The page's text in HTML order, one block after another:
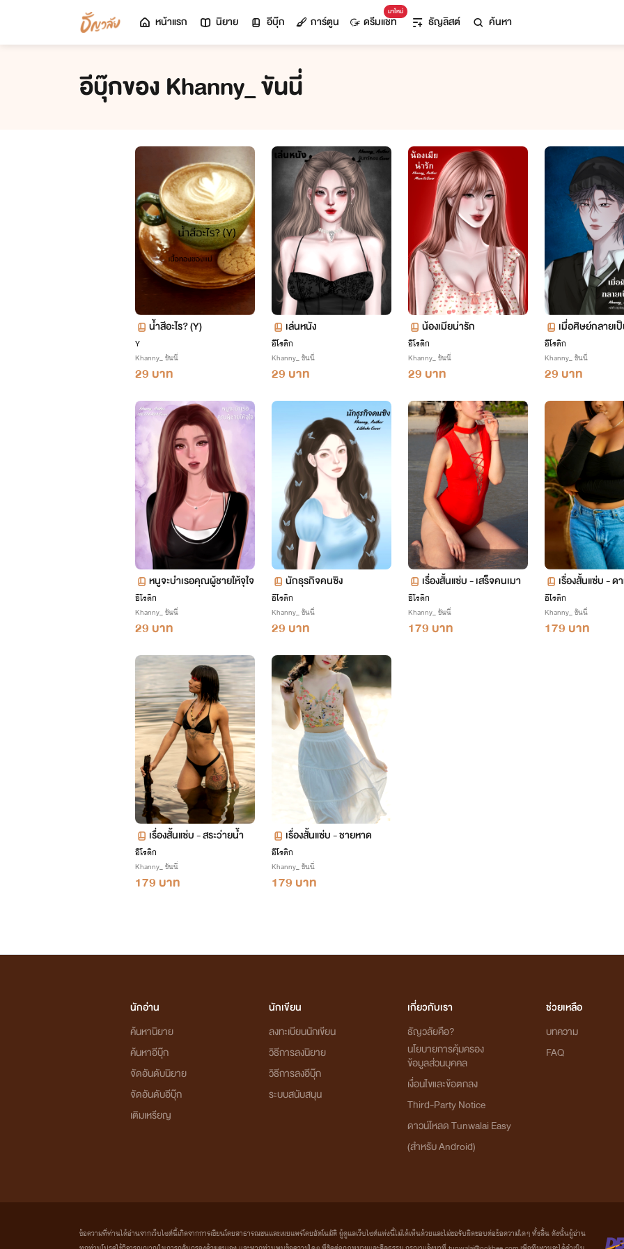
หน้าแรก นิยาย อีบุ๊ก การ์ตูน
มาใหม่
ดรีมแชท ธัญลิสต์ ค้นหา
อีบุ๊กของ Khanny_ ขันนี่
น้ำสีอะไร? (Y)
Y
Khanny_ ขันนี่
29 บาท
เล่นหนัง
อีโรติก
Khanny_ ขันนี่
29 บาท
น้องเมียน่ารัก
อีโรติก
Khanny_ ขันนี่
29 บาท
เมื่อศิษย์กลายเ
อีโรติก
Khanny_ ขันนี่
29 บาท
หนูจะบำเรอคุณผู้ชายให้จุใจ
อีโรติก
Khanny_ ขันนี่
29 บาท
นักธุรกิจคนซิง
อีโรติก
Khanny_ ขันนี่
29 บาท
เรื่องสั้นแซ่บ - เสร็จคนเมา
อีโรติก
Khanny_ ขันนี่
179 บาท
เรื่องสั้นแซ่บ - ด
อีโรติก
Khanny_ ขันนี่
179 บาท
เรื่องสั้นแซ่บ - สระว่ายน้ำ
อีโรติก
Khanny_ ขันนี่
179 บาท
เรื่องสั้นแซ่บ - ชายหาด
อีโรติก
Khanny_ ขันนี่
179 บาท
นักอ่าน
ค้นหานิยาย
ค้นหาอีบุ๊ก
จัดอันดับนิยาย
จัดอันดับอีบุ๊ก
เติมเหรียญ
นักเขียน
ลงทะเบียนนักเขียน
วิธีการลงนิยาย
วิธีการลงอีบุ๊ก
ระบบสนับสนุน
เกี่ยวกับเรา
ธัญวลัยคือ?
นโยบายการคุ้มครอง
ข้อมูลส่วนบุคคล
เงื่อนไขและข้อตกลง
Third-Party Notice
ดาวน์โหลด Tunwalai Easy
(สำหรับ Android)
ช่วยเหลือ
บทความ
FAQ
ข้อความที่ท่านได้อ่านจากเว็บไซต์นี้เกิดจากการเขียนโดยสาธารณชนและเผยแพร่โดยอัตโนมัติ ผู้ดูแลเว็บไซต์แห่งนี้ไม่ได้เห็นด้วยและไม่ขอรับผิดชอบต่อข้อความใดๆ ทั้งสิ้น ดังนั้นผู้อ่าน